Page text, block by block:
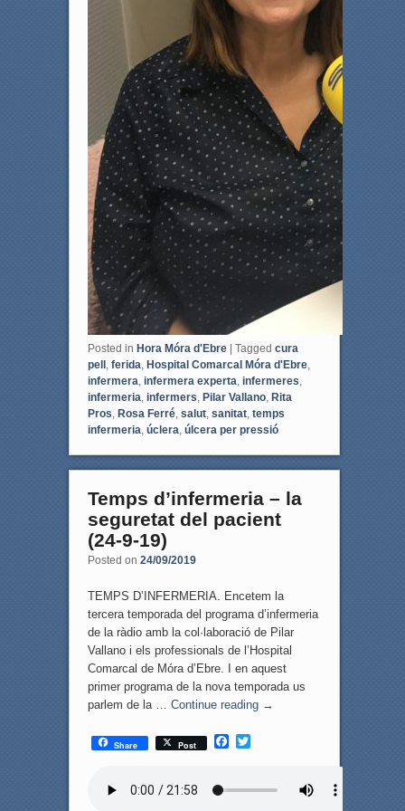
Posted in Hora Móra d'Ebre Tagged cura
pell , ferida, Hospital Comarcal Móra d'Ebre,
infermera, infermera experta, infermeres,
infermeria, infermers, Pilar Vallano, Rita
Pros, Rosa Ferré, salut, sanitat, temps
infermeria, úclera, úlcera per pressió
Temps d’infermeria – la
seguretat del pacient
(24-9-19)
Posted on 24/09/2019
TEMPS D’INFERMERIA. Encetem la
tercera temporada del programa d’infermeria
de la ràdio amb la col·laboració de Pilar
Vallano i els professionals de l’Hospital
Comarcal de Móra d’Ebre. I en aquest
primer programa de la nova temporada us
parlem de la … Continue reading →
Share Post
F
T